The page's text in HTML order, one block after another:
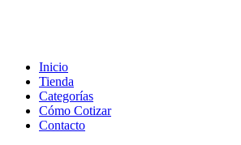
Inicio
Tienda
Categorías
Cómo Cotizar
Contacto